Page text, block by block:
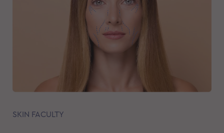
SKIN FACULTY